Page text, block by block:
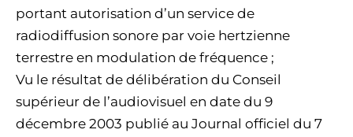
portant autorisation d’un service de
radiodiffusion sonore par voie hertzienne
terrestre en modulation de fréquence ;
Vu le résultat de délibération du Conseil
supérieur de l’audiovisuel en date du 9
décembre 2003 publié au Journal officiel du 7